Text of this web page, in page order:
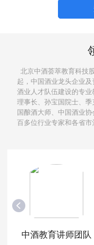
北京中酒荟萃教育科技
起，中国酒业龙头企业
酒业人才队伍建设的专
理事长、孙宝国院士、
国酿酒大师、中国酒业
百多位行业专家和各省
中酒教育讲师团队